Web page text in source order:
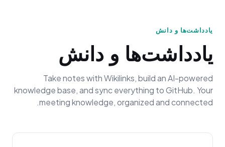
یادداشت‌ها و دانش
یادداشت‌ها و دانش
Take notes with Wikilinks, build an AI-powered
knowledge base, and sync everything to GitHub. Your
meeting knowledge, organized and connected.